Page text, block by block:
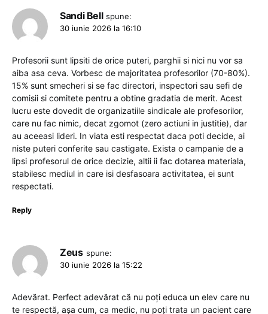
Sandi Bell spune:
30 iunie 2026 la 16:10
Profesorii sunt lipsiti de orice puteri, parghii si nici nu vor sa
aiba asa ceva. Vorbesc de majoritatea profesorilor (70-80%).
15% sunt smecheri si se fac directori, inspectori sau sefi de
comisii si comitete pentru a obtine gradatia de merit. Acest
lucru este dovedit de organizatiile sindicale ale profesorilor,
care nu fac nimic, decat zgomot (zero actiuni in justitie), dar
au aceeasi lideri. In viata esti respectat daca poti decide, ai
niste puteri conferite sau castigate. Exista o campanie de a
lipsi profesorul de orice decizie, altii ii fac dotarea materiala,
stabilesc mediul in care isi desfasoara activitatea, ei sunt
respectati.
Reply
Zeus spune:
30 iunie 2026 la 15:22
Adevărat. Perfect adevărat că nu poți educa un elev care nu
te respectă, așa cum, ca medic, nu poți trata un pacient care